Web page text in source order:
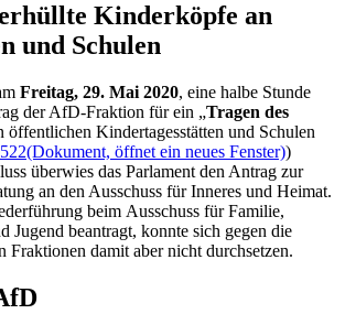
Kinderköpfe an
und Schulen
Freitag, 29. Mai 2020, eine halbe Stunde
der AfD-Fraktion für ein „Tragen des
öffentlichen Kindertagesstätten und Schulen
(Dokument, öffnet ein neues Fenster))
überwies das Parlament den Antrag zur
an den Ausschuss für Inneres und Heimat.
beim Ausschuss für Familie,
Jugend beantragt, konnte sich gegen die
Fraktionen damit aber nicht durchsetzen.